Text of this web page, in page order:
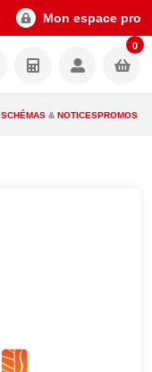
Mon espace pro
0
SCHÉMAS & NOTICESPROMOS